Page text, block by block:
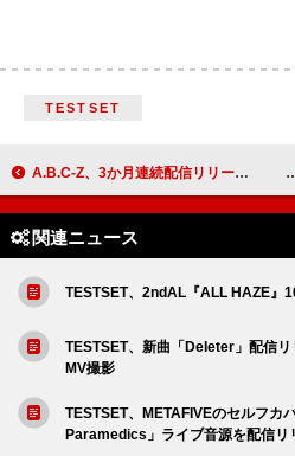
TESTSET
A.B.C-Z、3か月連続配信リリース第2弾「すれ違う笑顔 さよならのキスを」配信リリース＆MV公開決定
関連ニュース
TESTSET、2ndAL『ALL HAZE』
TESTSET、新曲「Deleter」配信
MV撮影
TESTSET、METAFIVEのセルフカ
Paramedics」ライブ音源を配信リ